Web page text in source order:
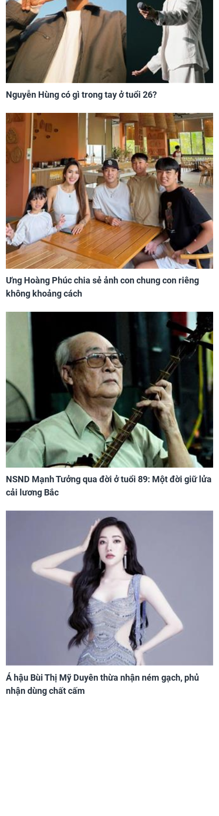
Nguyễn Hùng có gì trong tay ở tuổi 26?
Ưng Hoàng Phúc chia sẻ ảnh con chung con riêng
không khoảng cách
NSND Mạnh Tưởng qua đời ở tuổi 89: Một đời giữ lửa
cải lương Bắc
Á hậu Bùi Thị Mỹ Duyên thừa nhận ném gạch, phủ
nhận dùng chất cấm